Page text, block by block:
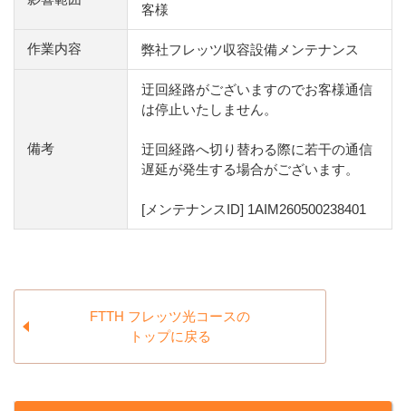
客様
作業内容 弊社フレッツ収容設備メンテナンス
備考
迂回経路がございますのでお客様通信
は停止いたしません。
迂回経路へ切り替わる際に若干の通信
遅延が発生する場合がございます。
[メンテナンスID] 1AIM260500238401
FTTH フレッツ光コースの
トップに戻る